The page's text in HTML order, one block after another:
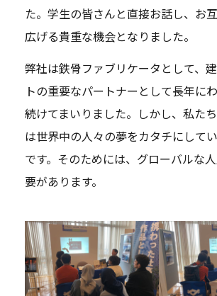
た。学生の皆さんと直接お話し、お
広げる貴重な機会となりました。
弊社は鉄骨ファブリケータとして、
トの重要なパートナーとして長年に
続けてまいりました。しかし、私た
は世界中の人々の夢をカタチにして
です。そのためには、グローバルな
要があります。